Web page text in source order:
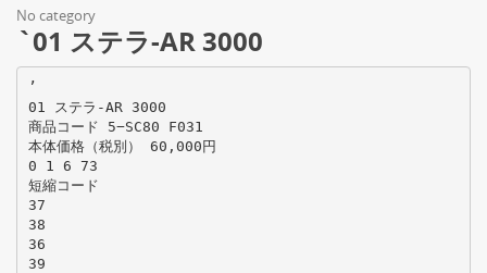
No category
`01 ステラ-AR 3000
’
01 ステラ-AR 3000
商品コード 5−SC80 F031
本体価格（税別） 60,000円
0 1 6 73
短縮コード
37
38
36
39